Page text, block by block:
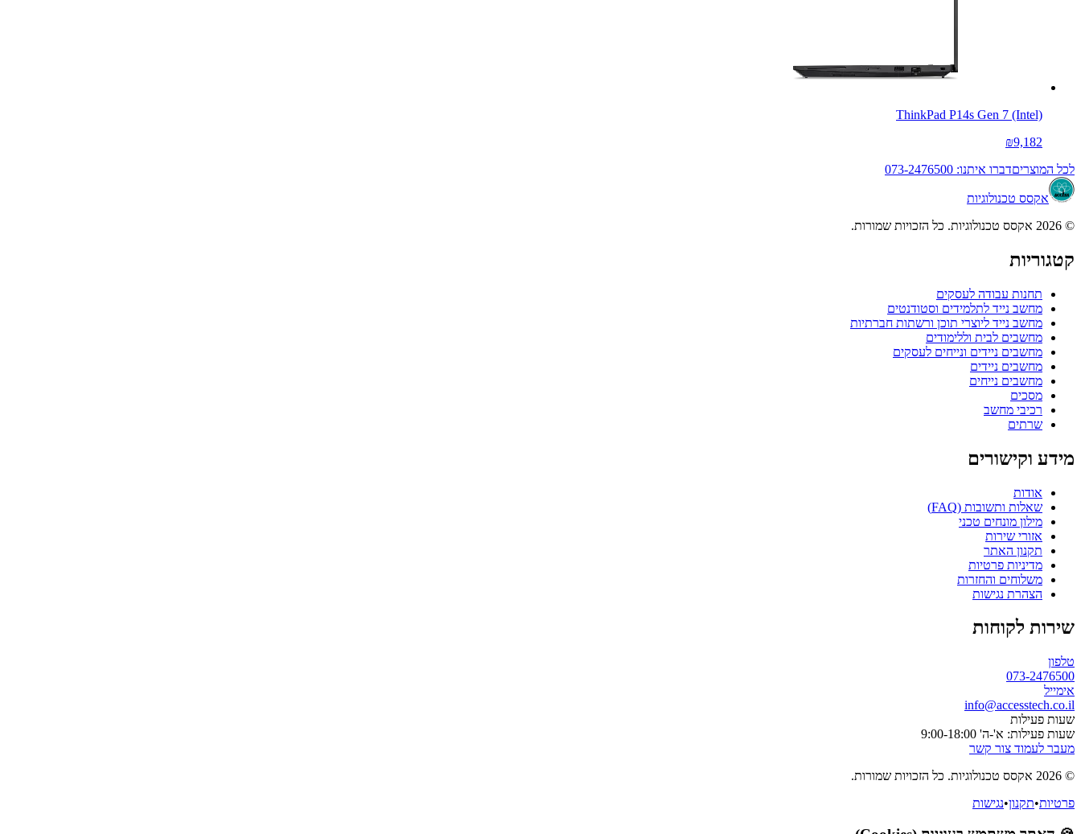
ThinkPad P14s Gen 7 (Intel)
₪9,182
לכל המוצריםדברו איתנו: 073-2476500
אקסס טכנולוגיות
© 2026 אקסס טכנולוגיות. כל הזכויות שמורות.
קטגוריות
תחנות עבודה לעסקים
מחשב נייד לתלמידים וסטודנטים
מחשב נייד ליוצרי תוכן ורשתות חברתיות
מחשבים לבית וללימודים
מחשבים ניידים ונייחים לעסקים
מחשבים ניידים
מחשבים נייחים
מסכים
רכיבי מחשב
שרתים
מידע וקישורים
אודות
שאלות ותשובות (FAQ)
מילון מונחים טכני
אזורי שירות
תקנון האתר
מדיניות פרטיות
משלוחים והחזרות
הצהרת נגישות
שירות לקוחות
טלפון
073-2476500
אימייל
info@accesstech.co.il
שעות פעילות
שעות פעילות: א'-ה' 9:00-18:00
מעבר לעמוד צור קשר
© 2026 אקסס טכנולוגיות. כל הזכויות שמורות.
פרטיות•תקנון•נגישות